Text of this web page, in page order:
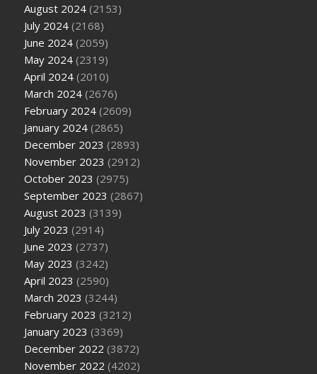
August 2024 (2153)
July 2024 (2168)
June 2024 (2059)
May 2024 (2319)
April 2024 (2010)
March 2024 (2676)
February 2024 (2609)
January 2024 (2865)
December 2023 (2893)
November 2023 (2912)
October 2023 (2975)
September 2023 (2867)
August 2023 (3139)
July 2023 (2914)
June 2023 (2737)
May 2023 (3242)
April 2023 (2590)
March 2023 (3244)
February 2023 (3212)
January 2023 (3369)
December 2022 (3872)
November 2022 (4202)